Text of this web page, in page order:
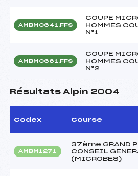
AMBM0641.FFS
COUPE
HOMMES
N°1
AMBM0661.FFS
COUPE
HOMMES
N°2
Résultats Alpin 2004
Codex Course
AMBM1271
37ème GRAND
CONSEIL
(MICROBES)